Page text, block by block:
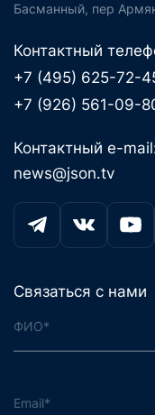
Басманный, пер
Контактный
+7 (495) 625-72-
+7 (926) 561-09-
Контактный e-
news@json.tv
Связаться с нами